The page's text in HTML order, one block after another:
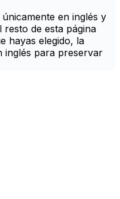
en inglés y
de esta página
hayas elegido, la
inglés para preservar